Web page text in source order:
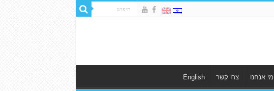
מי אנחנו צרו קשר English